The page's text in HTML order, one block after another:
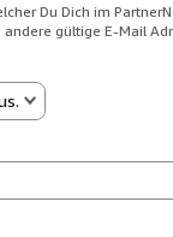
Du Dich im
gültige E-Mail